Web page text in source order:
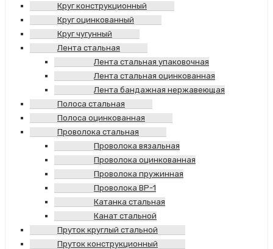
Круг конструкционный
Круг оцинкованный
Круг чугунный
Лента стальная
Лента стальная упаковочная
Лента стальная оцинкованная
Лента бандажная нержавеющая
Полоса стальная
Полоса оцинкованная
Проволока стальная
Проволока вязальная
Проволока оцинкованная
Проволока пружинная
Проволока ВР-1
Катанка стальная
Канат стальной
Пруток круглый стальной
Пруток конструкционный